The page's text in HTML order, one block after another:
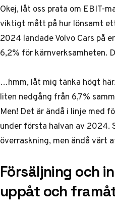
Okej, låt oss prata om EBIT-
viktigt mått på hur lönsamt
2024 landade Volvo Cars på
6,2% för kärnverksamheten.
…hmm, låt mig tänka högt
liten nedgång från 6,7%
Men! Det är ändå i linje med
under första halvan av 2024.
överraskning, men ändå värt
Försäljning och
uppåt och